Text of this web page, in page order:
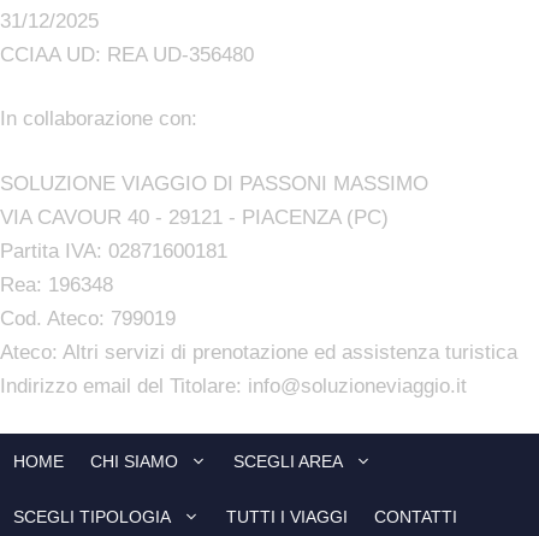
31/12/2025
CCIAA UD: REA UD-356480
In collaborazione con:
SOLUZIONE VIAGGIO DI PASSONI MASSIMO
VIA CAVOUR 40 - 29121 - PIACENZA (PC)
Partita IVA: 02871600181
Rea: 196348
Cod. Ateco: 799019
Ateco: Altri servizi di prenotazione ed assistenza turistica
Indirizzo email del Titolare: info@soluzioneviaggio.it
HOME CHI SIAMO SCEGLI AREA
SCEGLI TIPOLOGIA TUTTI I VIAGGI CONTATTI